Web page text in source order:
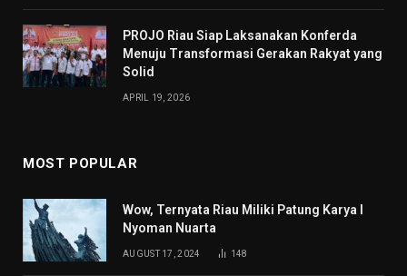
PROJO Riau Siap Laksanakan Konferda
Menuju Transformasi Gerakan Rakyat yang
Solid
APRIL 19, 2026
MOST POPULAR
Wow, Ternyata Riau Miliki Patung Karya I
Nyoman Nuarta
AUGUST 17, 2024 148